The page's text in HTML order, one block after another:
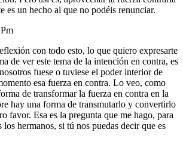
es un hecho al que no podéis renunciar.
con todo esto, lo que quiero expresarte
de ver este tema de la intención en contra, es
fuese o tuviese el poder interior de
esa fuerza en contra. Lo veo, como
de transformar la fuerza en contra en la
hay una forma de transmutarlo y convertirlo
favor. Esa es la pregunta que me hago, para
hermanos, si tú nos puedas decir que es